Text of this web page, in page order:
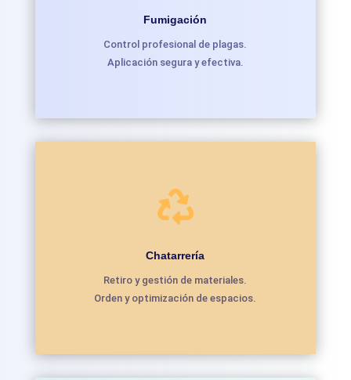
Fumigación
Control profesional de plagas.
Aplicación segura y efectiva.

Chatarrería
Retiro y gestión de materiales.
Orden y optimización de espacios.